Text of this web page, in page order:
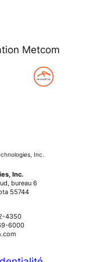
Metcom
Inc.
Inc.
bureau 6
55744
4350
6000